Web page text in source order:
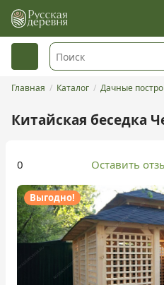
Главная Каталог Дачные
Китайская беседка
Выгодно!
0 Оставить